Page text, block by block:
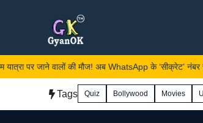
वालों की मौज! अब WhatsApp के ‘सीक्रेट’ नंबर से 2 मिनट
Tags Quiz Bollywood Movies